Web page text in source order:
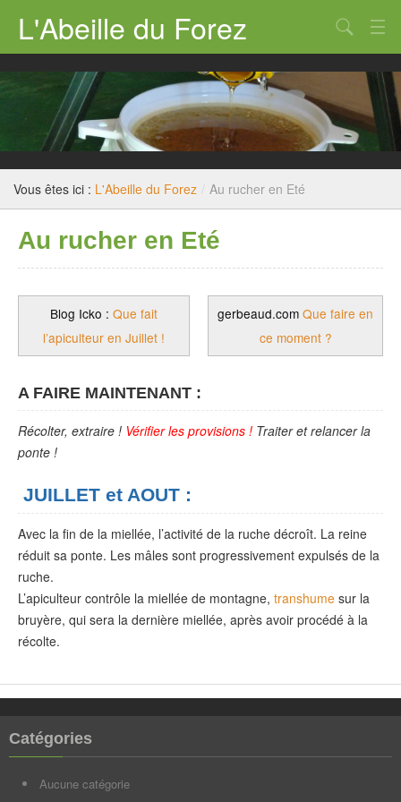
L'Abeille du Forez
Qui sommes nous ?
Rucher-école
Dossiers techniques
Législation
Vous êtes ici : L'Abeille du Forez / Au rucher en Eté
Au rucher en Eté
Blog Icko : Que fait
l’apiculteur en Juillet !
gerbeaud.com Que faire en
ce moment ?
A FAIRE MAINTENANT :
Récolter, extraire ! Vérifier les provisions ! Traiter et relancer la
ponte !
JUILLET et AOUT :
Avec la fin de la miellée, l’activité de la ruche décroît. La reine
réduit sa ponte. Les mâles sont progressivement expulsés de la
ruche.
L’apiculteur contrôle la miellée de montagne, transhume sur la
bruyère, qui sera la dernière miellée, après avoir procédé à la
récolte.
Catégories
Aucune catégorie